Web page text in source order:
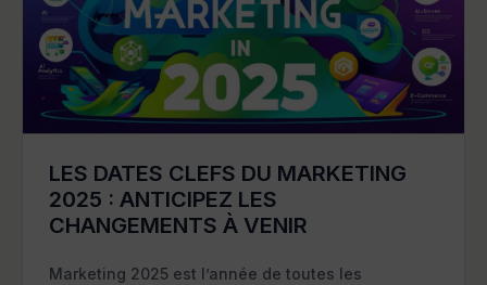
LES DATES CLEFS DU MARKETING
2025 : ANTICIPEZ LES
CHANGEMENTS À VENIR
Marketing 2025 est l’année de toutes les